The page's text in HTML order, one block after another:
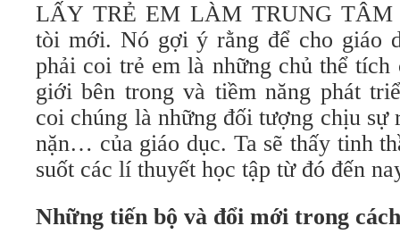
LẤY TRẺ EM LÀM TRUNG TÂM
tòi mới. Nó gợi ý rằng để cho giáo
phải coi trẻ em là những chủ thể
giới bên trong và tiềm năng phát
coi chúng là những đối tượng chịu sự
nặn… của giáo dục. Ta sẽ thấy tinh
suốt các lí thuyết học tập từ đó đến
Những tiến bộ và đổi mới trong